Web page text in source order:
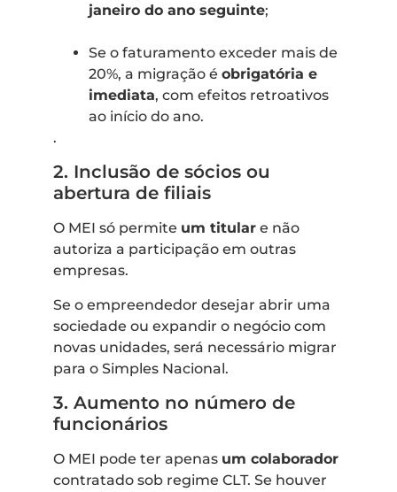
janeiro do ano seguinte;
Se o faturamento exceder mais de
20%, a migração é obrigatória e
imediata, com efeitos retroativos
ao início do ano.
.
2. Inclusão de sócios ou
abertura de filiais
O MEI só permite um titular e não
autoriza a participação em outras
empresas.
Se o empreendedor desejar abrir uma
sociedade ou expandir o negócio com
novas unidades, será necessário migrar
para o Simples Nacional.
3. Aumento no número de
funcionários
O MEI pode ter apenas um colaborador
contratado sob regime CLT. Se houver